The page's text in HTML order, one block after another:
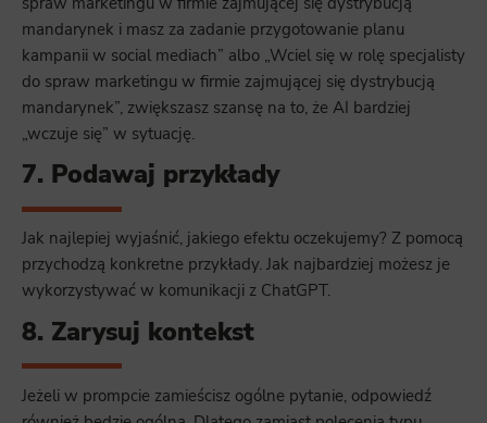
mandarynek i masz za zadanie przygotowanie planu
kampanii w social mediach” albo „Wciel się w rolę specjalisty
do spraw marketingu w firmie zajmującej się dystrybucją
mandarynek”, zwiększasz szansę na to, że AI bardziej
„wczuje się” w sytuację.
7. Podawaj przykłady
Jak najlepiej wyjaśnić, jakiego efektu oczekujemy? Z pomocą
przychodzą konkretne przykłady. Jak najbardziej możesz je
wykorzystywać w komunikacji z ChatGPT.
8. Zarysuj kontekst
Jeżeli w prompcie zamieścisz ogólne pytanie, odpowiedź